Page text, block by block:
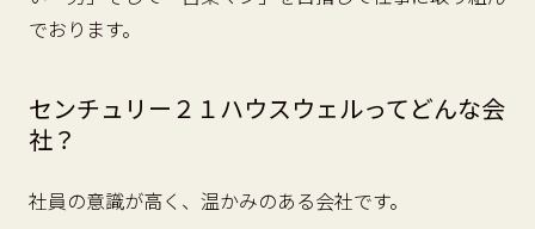
でおります。
センチュリー２１ハウスウェルってどんな会
社？
社員の意識が高く、温かみのある会社です。